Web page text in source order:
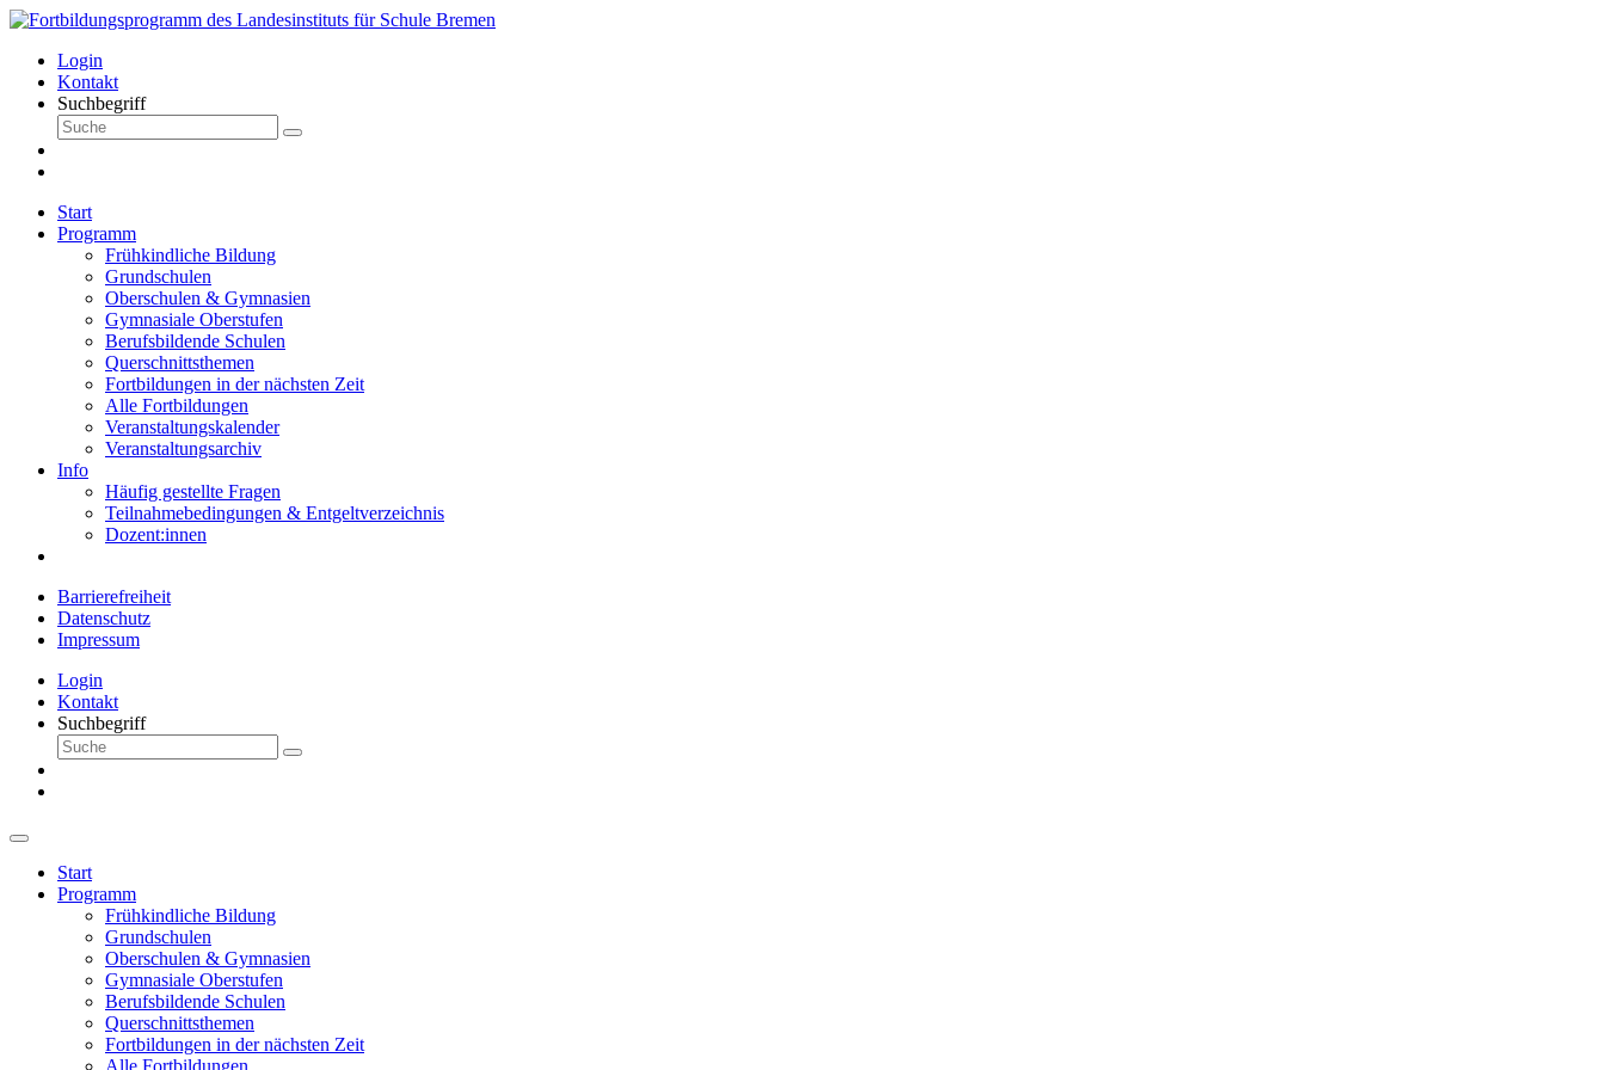
Login
Kontakt
Suchbegriff
Start
Programm
Frühkindliche Bildung
Grundschulen
Oberschulen & Gymnasien
Gymnasiale Oberstufen
Berufsbildende Schulen
Querschnittsthemen
Fortbildungen in der nächsten Zeit
Alle Fortbildungen
Veranstaltungskalender
Veranstaltungsarchiv
Info
Häufig gestellte Fragen
Teilnahmebedingungen & Entgeltverzeichnis
Dozent:innen
Barrierefreiheit
Datenschutz
Impressum
Login
Kontakt
Suchbegriff
Start
Programm
Frühkindliche Bildung
Grundschulen
Oberschulen & Gymnasien
Gymnasiale Oberstufen
Berufsbildende Schulen
Querschnittsthemen
Fortbildungen in der nächsten Zeit
Alle Fortbildungen